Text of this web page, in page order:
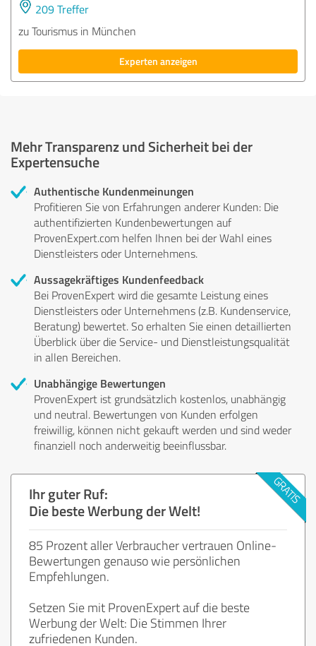
209 Treffer
zu Tourismus in München
Experten anzeigen
Mehr Transparenz und Sicherheit bei der
Expertensuche
Authentische Kundenmeinungen
Profitieren Sie von Erfahrungen anderer Kunden: Die
authentifizierten Kundenbewertungen auf
ProvenExpert.com helfen Ihnen bei der Wahl eines
Dienstleisters oder Unternehmens.
Aussagekräftiges Kundenfeedback
Bei ProvenExpert wird die gesamte Leistung eines
Dienstleisters oder Unternehmens (z.B. Kundenservice,
Beratung) bewertet. So erhalten Sie einen detaillierten
Überblick über die Service- und Dienstleistungsqualität
in allen Bereichen.
Unabhängige Bewertungen
ProvenExpert ist grundsätzlich kostenlos, unabhängig
und neutral. Bewertungen von Kunden erfolgen
freiwillig, können nicht gekauft werden und sind weder
finanziell noch anderweitig beeinflussbar.
Ihr guter Ruf:
Die beste Werbung der Welt!
85 Prozent aller Verbraucher vertrauen Online-
Bewertungen genauso wie persönlichen
Empfehlungen.
Setzen Sie mit ProvenExpert auf die beste
Werbung der Welt: Die Stimmen Ihrer
zufriedenen Kunden.